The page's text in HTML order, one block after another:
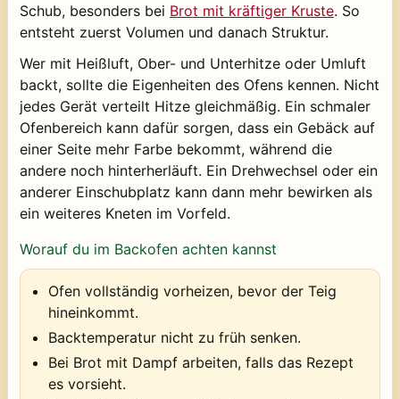
Schub, besonders bei Brot mit kräftiger Kruste. So
entsteht zuerst Volumen und danach Struktur.
Wer mit Heißluft, Ober- und Unterhitze oder Umluft
backt, sollte die Eigenheiten des Ofens kennen. Nicht
jedes Gerät verteilt Hitze gleichmäßig. Ein schmaler
Ofenbereich kann dafür sorgen, dass ein Gebäck auf
einer Seite mehr Farbe bekommt, während die
andere noch hinterherläuft. Ein Drehwechsel oder ein
anderer Einschubplatz kann dann mehr bewirken als
ein weiteres Kneten im Vorfeld.
Worauf du im Backofen achten kannst
Ofen vollständig vorheizen, bevor der Teig
hineinkommt.
Backtemperatur nicht zu früh senken.
Bei Brot mit Dampf arbeiten, falls das Rezept
es vorsieht.